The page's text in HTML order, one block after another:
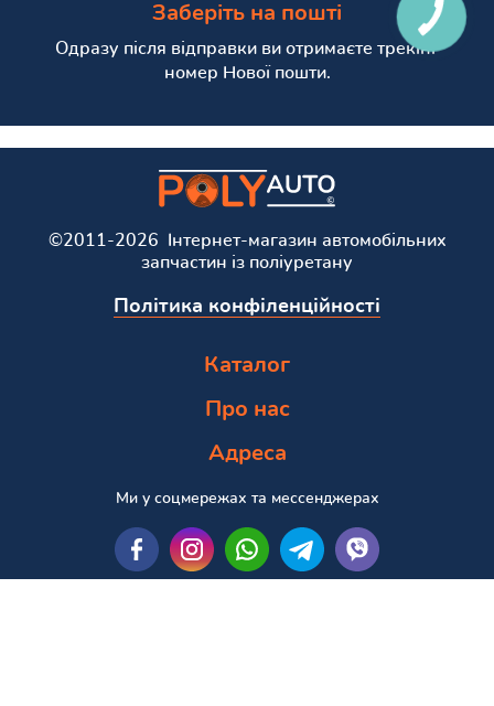
Заберіть на пошті
Одразу після відправки ви отримаєте трекінг
номер Нової пошти.
©2011-2026 Інтернет-магазин автомобільних
запчастин із поліуретану
Політика конфіленційності
Каталог
Про нас
Адреса
Ми у соцмережах та мессенджерах
КНОПКА
СВЯЗИ